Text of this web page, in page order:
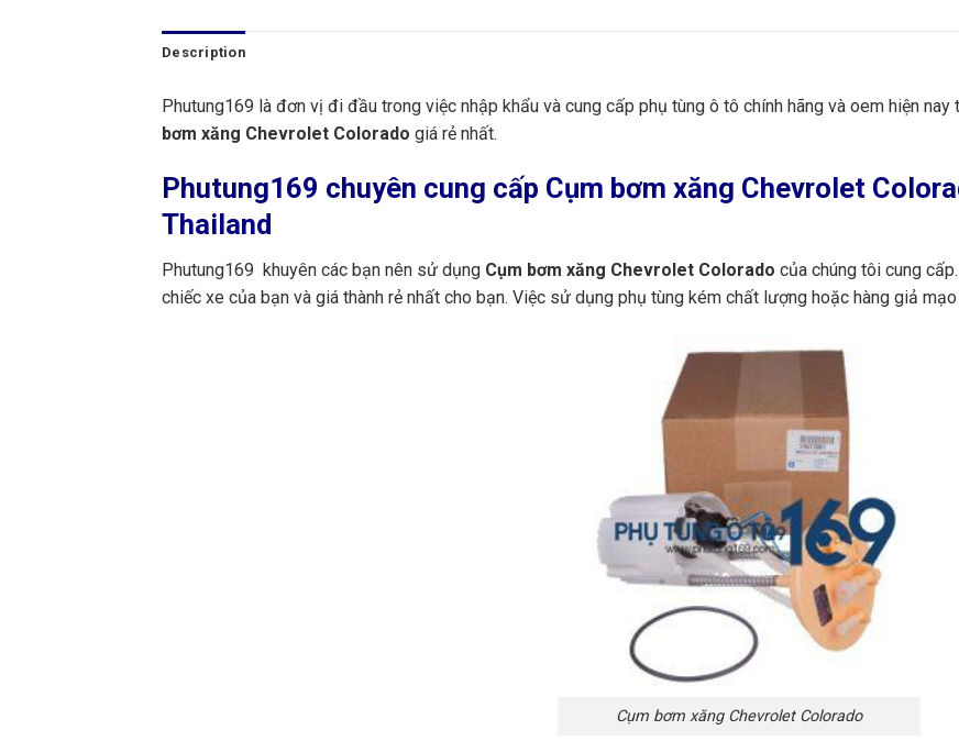
Description
Phutung169 là đơn vị đi đầu trong việc nhập khẩu và cung cấp phụ tùng ô tô chính hãng và oem hiện
bơm xăng Chevrolet Colorado giá rẻ nhất.
Phutung169 chuyên cung cấp Cụm bơm xăng Chevrolet
Thailand
Phutung169 khuyên các bạn nên sử dụng Cụm bơm xăng Chevrolet Colorado của chúng tôi cung
chiếc xe của bạn và giá thành rẻ nhất cho bạn. Việc sử dụng phụ tùng kém chất lượng hoặc hàng giả
Cụm bơm xăng Chevrolet Colorado